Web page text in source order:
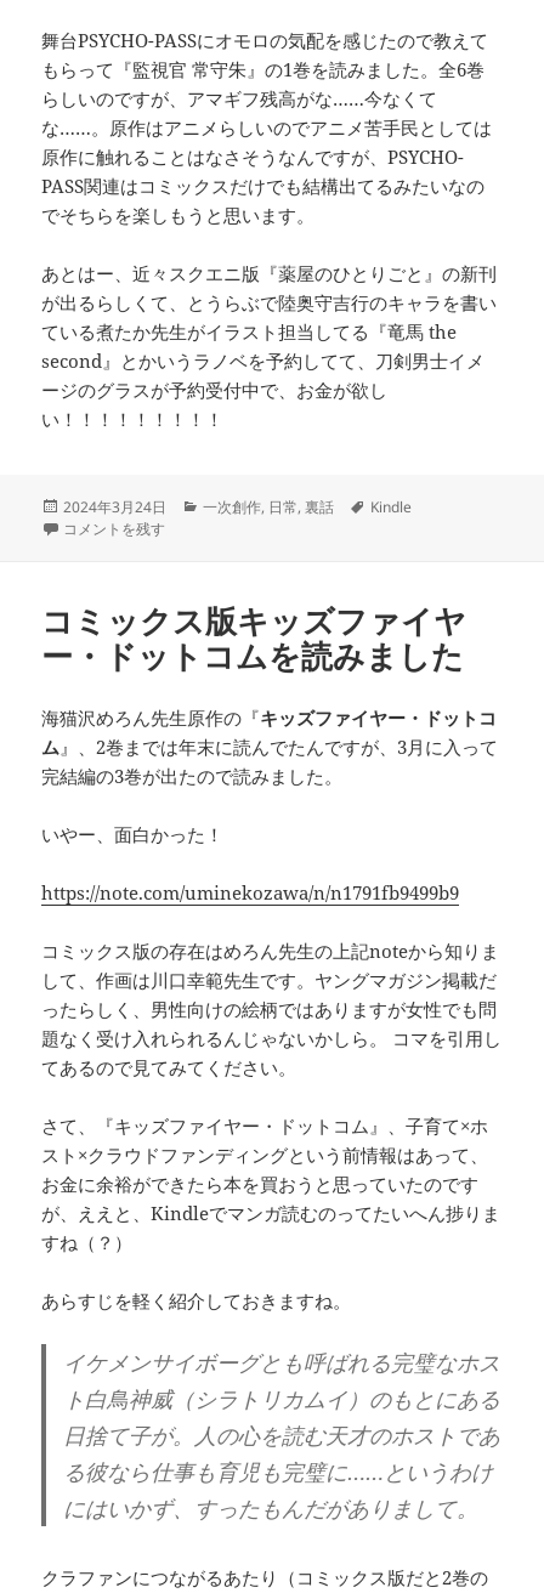
舞台PSYCHO-PASSにオモロの気配を感じたので教えて
もらって『監視官 常守朱』の1巻を読みました。全6巻
らしいのですが、アマギフ残高がな……今なくて
な……。原作はアニメらしいのでアニメ苦手民としては
原作に触れることはなさそうなんですが、PSYCHO-
PASS関連はコミックスだけでも結構出てるみたいなの
でそちらを楽しもうと思います。
あとはー、近々スクエニ版『薬屋のひとりごと』の新刊
が出るらしくて、とうらぶで陸奥守吉行のキャラを書い
ている煮たか先生がイラスト担当してる『竜馬 the
second』とかいうラノベを予約してて、刀剣男士イメ
ージのグラスが予約受付中で、お金が欲し
い！！！！！！！！！
投
稿
2024年3月24日
カ
一次創作, 日常,裏話
タ
Kindle
宣伝が得意じゃない に
コメントを残す
コミックス版キッズファイヤ
ー・ドットコムを読みました
海猫沢めろん先生原作の『キッズファイヤー・ドットコ
ム』、2巻までは年末に読んでたんですが、3月に入って
完結編の3巻が出たので読みました。
いやー、面白かった！
https://note.com/uminekozawa/n/n1791fb9499b9
コミックス版の存在はめろん先生の上記noteから知りま
して、作画は川口幸範先生です。ヤングマガジン掲載だ
ったらしく、男性向けの絵柄ではありますが女性でも問
題なく受け入れられるんじゃないかしら。 コマを引用し
てあるので見てみてください。
さて、『キッズファイヤー・ドットコム』、子育て×ホ
スト×クラウドファンディングという前情報はあって、
お金に余裕ができたら本を買おうと思っていたのです
が、ええと、Kindleでマンガ読むのってたいへん捗りま
すね（？）
あらすじを軽く紹介しておきますね。
イケメンサイボーグとも呼ばれる完璧なホス
ト白鳥神威（シラトリカムイ）のもとにある
日捨て子が。人の心を読む天才のホストであ
る彼なら仕事も育児も完璧に……というわけ
にはいかず、すったもんだがありまして。
クラファンにつながるあたり（コミックス版だと2巻の